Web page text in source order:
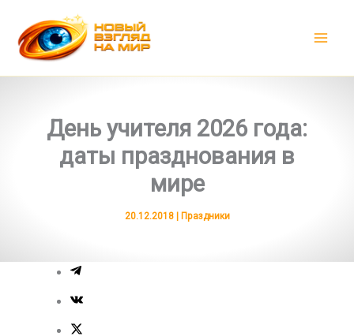
содержимому
День учителя 2026 года:
даты празднования в
мире
20.12.2018 | Праздники